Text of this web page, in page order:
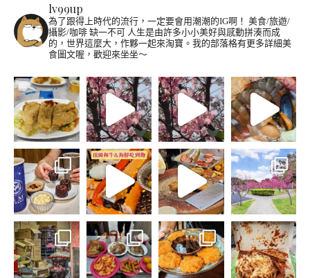
lv99up
為了跟得上時代的流行，一定要會用潮潮的IG啊！ 美食/旅遊/
攝影/咖啡 缺一不可 人生是由許多小小美好與感動拼湊而成
的，世界這麼大，作夥一起來淘寶。我的部落格有更多詳細美
食圖文喔，歡迎來坐坐～